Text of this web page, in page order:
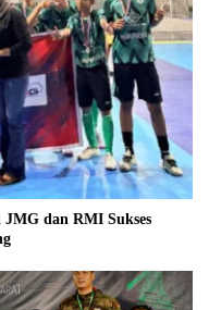
dan RMI Sukses